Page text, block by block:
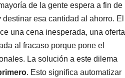
de la gente espera a fin de
esa cantidad al ahorro. El
una cena inesperada, una oferta
al fracaso porque pone el
La solución a este dilema
. Esto significa automatizar